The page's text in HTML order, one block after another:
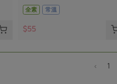
全素
常溫
$55
‹ 1